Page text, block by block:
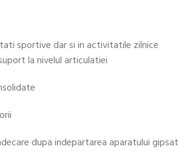
sportive dar si in activitatile zilnice
la nivelul articulatiei
dupa indepartarea aparatului gipsat